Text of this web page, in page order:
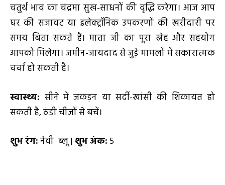
चतुर्थ भाव का चंद्रमा सुख-साधनों की वृद्धि करेगा। आज आप
घर की सजावट या इलेक्ट्रॉनिक उपकरणों की खरीदारी पर
समय बिता सकते हैं। माता जी का पूरा स्नेह और सहयोग
आपको मिलेगा। जमीन-जायदाद से जुड़े मामलों में सकारात्मक
चर्चा हो सकती है।
स्वास्थ्य:सीने में जकड़न या सर्दी-खांसी की शिकायत हो
सकती है, ठंडी चीजों से बचें।
शुभ रंग:नेवी ब्लू | शुभ अंक: 5